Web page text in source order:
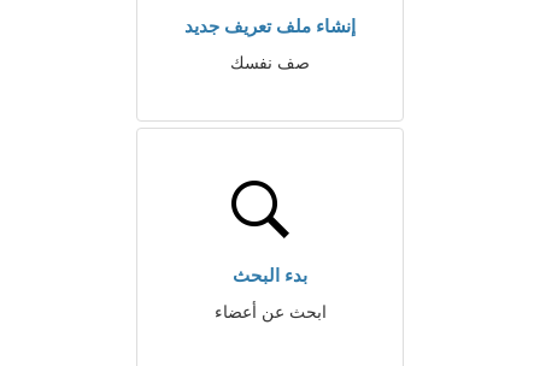
إنشاء ملف تعريف جديد
صف نفسك
بدء البحث
ابحث عن أعضاء